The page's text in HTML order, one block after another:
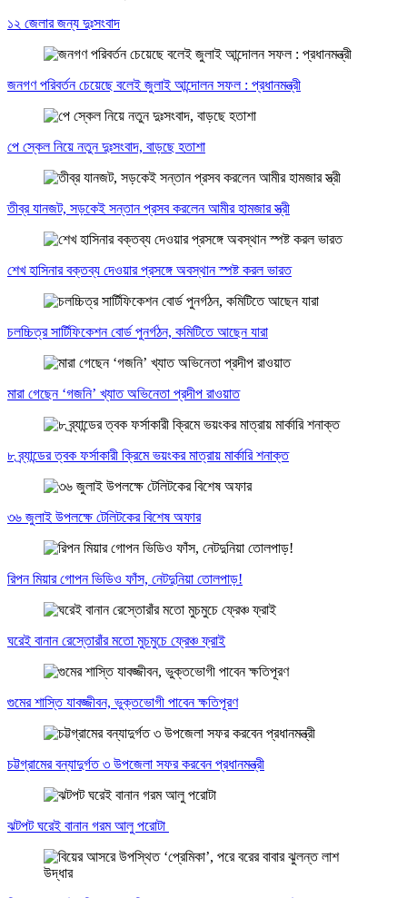
১২ জেলার জন্য দুঃসংবাদ
জনগণ পরিবর্তন চেয়েছে বলেই জুলাই আন্দোলন সফল : প্রধানমন্ত্রী
পে স্কেল নিয়ে নতুন দুঃসংবাদ, বাড়ছে হতাশা
তীব্র যানজট, সড়কেই সন্তান প্রসব করলেন আমীর হামজার স্ত্রী
শেখ হাসিনার বক্তব্য দেওয়ার প্রসঙ্গে অবস্থান স্পষ্ট করল ভারত
চলচ্চিত্র সার্টিফিকেশন বোর্ড পুনর্গঠন, কমিটিতে আছেন যারা
মারা গেছেন ‘গজনি’ খ্যাত অভিনেতা প্রদীপ রাওয়াত
৮ ব্র্যান্ডের ত্বক ফর্সাকারী ক্রিমে ভয়ংকর মাত্রায় মার্কারি শনাক্ত
৩৬ জুলাই উপলক্ষে টেলিটকের বিশেষ অফার
রিপন মিয়ার গোপন ভিডিও ফাঁস, নেটদুনিয়া তোলপাড়!
ঘরেই বানান রেস্তোরাঁর মতো মুচমুচে ফ্রেঞ্চ ফ্রাই
গুমের শাস্তি যাবজ্জীবন, ভুক্তভোগী পাবেন ক্ষতিপূরণ
চট্টগ্রামের বন্যাদুর্গত ৩ উপজেলা সফর করবেন প্রধানমন্ত্রী
ঝটপট ঘরেই বানান গরম আলু পরোটা